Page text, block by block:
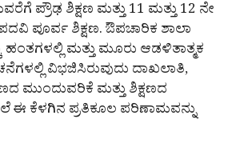
ಪ್ರೌಢ ಶಿಕ್ಷಣ ಮತ್ತು 11 ಮತ್ತು 12 ನೇ
ಪೂರ್ವ ಶಿಕ್ಷಣ. ಔಪಚಾರಿಕ ಶಾಲಾ
ಹಂತಗಳಲ್ಲಿ ಮತ್ತು ಮೂರು ಆಡಳಿತಾತ್ಮಕ
ವಿಭಜಿಸಿರುವುದು ದಾಖಲಾತಿ,
ಮುಂದುವರಿಕೆ ಮತ್ತು ಶಿಕ್ಷಣದ
ಈ ಕೆಳಗಿನ ಪ್ರತಿಕೂಲ ಪರಿಣಾಮವನ್ನು